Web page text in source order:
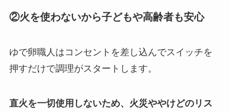
②火を使わないから子どもや高齢者も安心
ゆで卵職人はコンセントを差し込んでスイッチを
押すだけで調理がスタートします。
直火を一切使用しないため、火災ややけどのリス